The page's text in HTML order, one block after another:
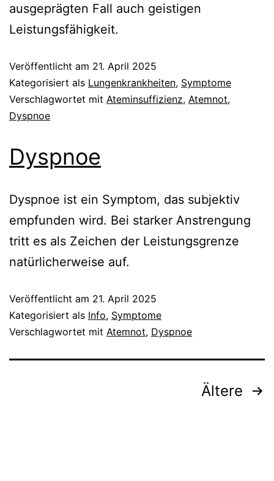
ausgeprägten Fall auch geistigen
Leistungsfähigkeit.
Veröffentlicht am 21. April 2025
Kategorisiert als Lungenkrankheiten, Symptome
Verschlagwortet mit Ateminsuffizienz, Atemnot,
Dyspnoe
Dyspnoe
Dyspnoe ist ein Symptom, das subjektiv
empfunden wird. Bei starker Anstrengung
tritt es als Zeichen der Leistungsgrenze
natürlicherweise auf.
Veröffentlicht am 21. April 2025
Kategorisiert als Info, Symptome
Verschlagwortet mit Atemnot, Dyspnoe
Seitennummerierung
Ältere